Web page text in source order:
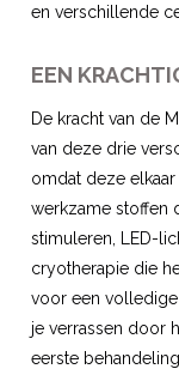
en verschillende
EEN
De kracht van de
van deze drie
omdat deze
werkzame stoffen
stimuleren, LED-
cryotherapie die
voor een volledige
je verrassen door
eerste